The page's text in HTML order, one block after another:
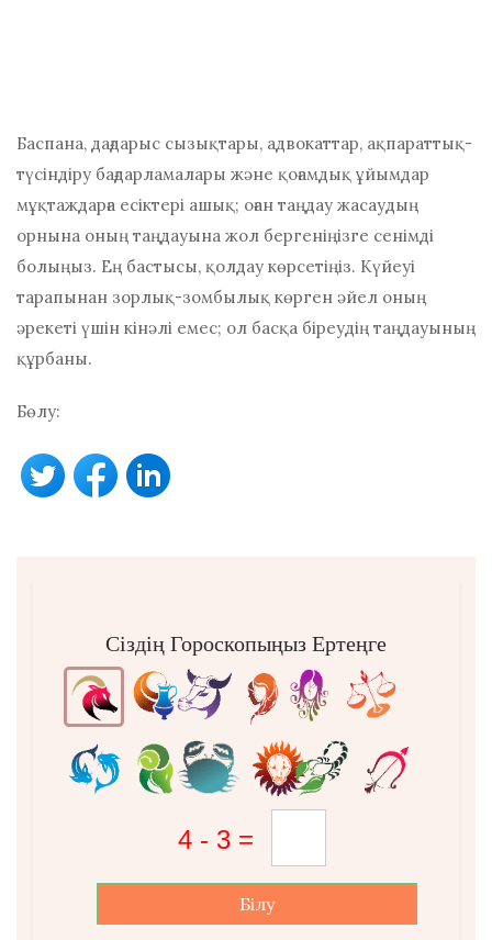
Баспана, дағдарыс сызықтары, адвокаттар, ақпараттық-
түсіндіру бағдарламалары және қоғамдық ұйымдар
мұқтаждарға есіктері ашық; оған таңдау жасаудың
орнына оның таңдауына жол бергеніңізге сенімді
болыңыз. Ең бастысы, қолдау көрсетіңіз. Күйеуі
тарапынан зорлық-зомбылық көрген әйел оның
әрекеті үшін кінәлі емес; ол басқа біреудің таңдауының
құрбаны.
Бөлу:
Сіздің Гороскопыңыз Ертеңге
Білу